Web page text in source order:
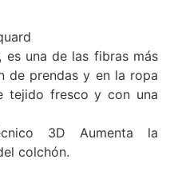
es una de las fibras más
de prendas y en la ropa
tejido fresco y con una
3D Aumenta la
colchón.